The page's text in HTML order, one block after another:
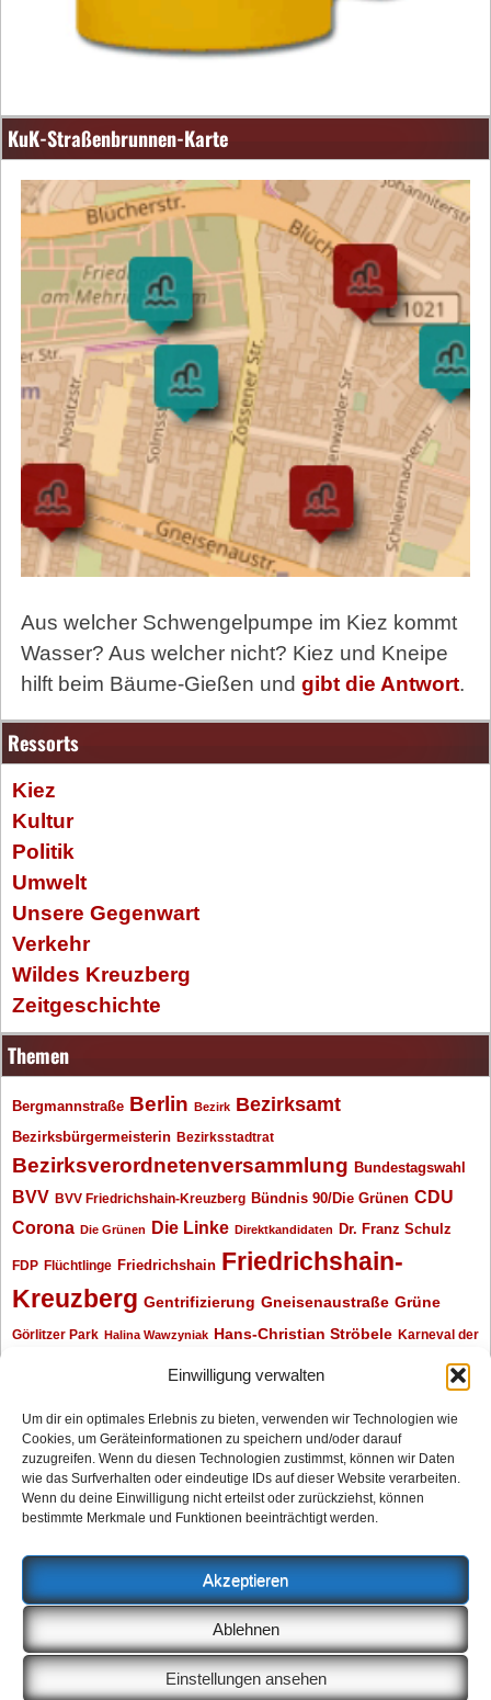
Einwilligung verwalten
Um dir ein optimales Erlebnis zu bieten, verwenden wir Technologien wie
Cookies, um Geräteinformationen zu speichern und/oder darauf
zuzugreifen. Wenn du diesen Technologien zustimmst, können wir Daten
wie das Surfverhalten oder eindeutige IDs auf dieser Website verarbeiten.
Wenn du deine Einwilligung nicht erteilst oder zurückziehst, können
bestimmte Merkmale und Funktionen beeinträchtigt werden.
Akzeptieren
Ablehnen
Einstellungen ansehen
KuK-Straßenbrunnen-Karte
Aus welcher Schwengelpumpe im Kiez kommt
Wasser? Aus welcher nicht? Kiez und Kneipe
hilft beim Bäume-Gießen und gibt die Antwort.
Ressorts
Kiez
Kultur
Politik
Umwelt
Unsere Gegenwart
Verkehr
Wildes Kreuzberg
Zeitgeschichte
Themen
Bergmannstraße Berlin Bezirk Bezirksamt
Bezirksbürgermeisterin Bezirksstadtrat
Bezirksverordnetenversammlung Bundestagswahl
BVV BVV Friedrichshain-Kreuzberg Bündnis 90/Die Grünen CDU
Corona Die Grünen Die Linke Direktkandidaten Dr. Franz Schulz
FDP Flüchtlinge Friedrichshain Friedrichshain-
Kreuzberg Gentrifizierung Gneisenaustraße Grüne
Görlitzer Park Halina Wawzyniak Hans-Christian Ströbele Karneval der
Klaus Wowereit
Neukölln Oliver Nöll Oranienplatz Piraten Piratenpartei Polizeimeldungen
Redaktionsgespräch Senat SPD
Archiv
Archiv
Impressum
Datenschutzerklärung
Anzeigen
Cookie-Richtlinie (EU)